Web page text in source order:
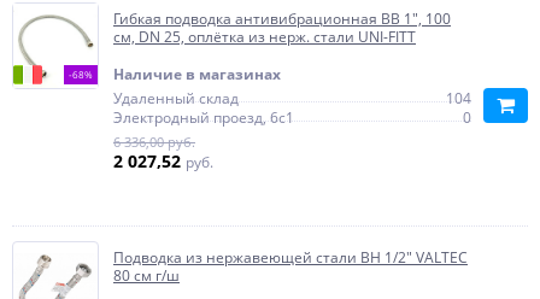
-68%
Гибкая подводка антивибрационная ВВ 1", 100
см, DN 25, оплётка из нерж. стали UNI-FITT
Наличие в магазинах
Удаленный склад
104
Электродный проезд, 6с1
0
6 336,00 руб.
2 027,52 руб.
Подводка из нержавеющей стали ВН 1/2" VALTEC
80 см г/ш